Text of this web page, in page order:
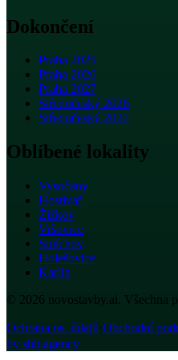
Dokončení
Praha 2025
Praha 2026
Praha 2027
Středočeský 2026
Středočeský 2027
Oblíbené lokality
Vysočany
Hostivař
Žižkov
Vršovice
Smíchov
Holešovice
Karlín
© 2026 novostavby.ai. Všechna
Ochrana os. údajů·Obchodní
by shh.agency